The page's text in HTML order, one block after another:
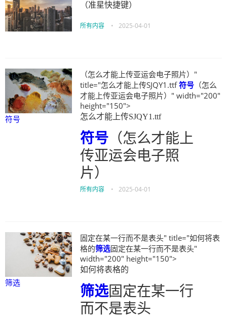
（准星快捷键）
所有内容 • 2025-04-01
符号
（怎么才能上传亚运会电子照片）"
title="怎么才能上传SJQY1.ttf符号 （怎么
才能上传亚运会电子照片）" width="200"
height="150">
怎么才能上传SJQY1.ttf
符号 （怎么才能上
传亚运会电子照
片）
所有内容 • 2025-04-01
筛选
固定在某一行而不是表头" title="如何将表
格的筛选固定在某一行而不是表头"
width="200" height="150">
如何将表格的
筛选固定在某一行
而不是表头